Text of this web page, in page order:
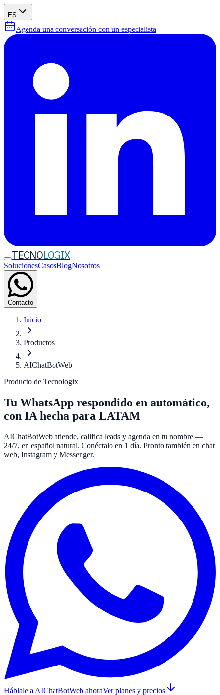
ES
Agenda una conversación con un especialista
TECNOLOGIX
SolucionesCasosBlogNosotros
Contacto
Inicio
Productos
AIChatBotWeb
Producto de Tecnologix
Tu WhatsApp respondido en automático,
con IA hecha para LATAM
AIChatBotWeb atiende, califica leads y agenda en tu nombre —
24/7, en español natural. Conéctalo en 1 día. Pronto también en chat
web, Instagram y Messenger.
Háblale a AIChatBotWeb ahoraVer planes y precios